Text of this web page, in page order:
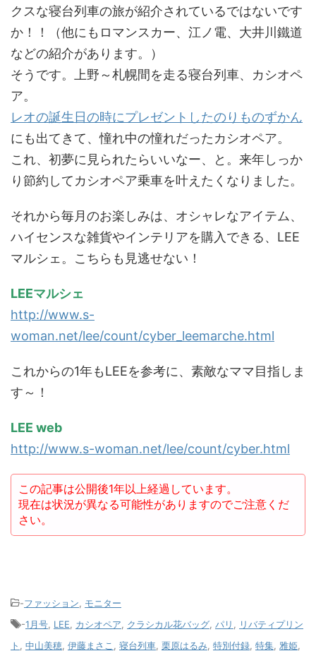
クスな寝台列車の旅が紹介されているではないです
か！！（他にもロマンスカー、江ノ電、大井川鐵道
などの紹介があります。）
そうです。上野～札幌間を走る寝台列車、カシオペ
ア。
レオの誕生日の時にプレゼントしたのりものずかん
にも出てきて、憧れ中の憧れだったカシオペア。
これ、初夢に見られたらいいなー、と。来年しっか
り節約してカシオペア乗車を叶えたくなりました。
それから毎月のお楽しみは、オシャレなアイテム、
ハイセンスな雑貨やインテリアを購入できる、LEE
マルシェ。こちらも見逃せない！
LEEマルシェ
http://www.s-
woman.net/lee/count/cyber_leemarche.html
これからの1年もLEEを参考に、素敵なママ目指しま
す～！
LEE web
http://www.s-woman.net/lee/count/cyber.html
この記事は公開後1年以上経過しています。
現在は状況が異なる可能性がありますのでご注意くだ
さい。
-ファッション
モニター
-1月号 LEE カシオペア クラシカル花バッグ パリ
リバティプリン
ト
中山美穂 伊藤まさこ 寝台列車 栗原はるみ 特別付録 特集 雅姫